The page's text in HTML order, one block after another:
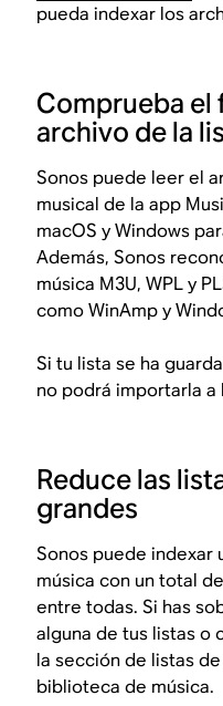
pueda indexar los
Comprueba el
archivo de la
Sonos puede leer el
musical de la app
macOS y Windows
Además, Sonos
música M3U, WPL y
como WinAmp y
Si tu lista se ha
no podrá importarla
Reduce las
grandes
Sonos puede indexar
música con un total
entre todas. Si has
alguna de tus listas o
la sección de listas
biblioteca de música.